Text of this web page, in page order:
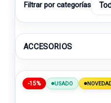
Filtrar por categorías
ACCESORIOS
-15% USADO